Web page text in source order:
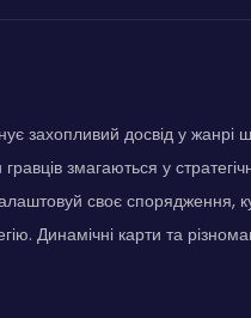
захопливий досвід у жанрі
змагаються у
своє спорядження,
Динамічні карти та